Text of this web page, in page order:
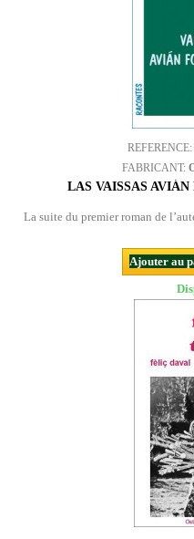
REFERENCE:
FABRICANT:
LAS VAISSAS
La suite du premier roman de
Ajouter au